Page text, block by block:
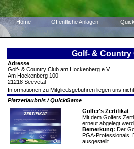
Home Öffentliche Anlagen
Golf- & Country
Adresse
Golf- & Country Club am Hockenberg e.V.
Am Hockenberg 100
21218 Seevetal
Informationen zu Mitgliedsgebühren liegen uns
Platzerlaubnis / QuickGame
Golfer's Zertifikat
Mit dem Golfers
erneut abgelegt
Bemerkung: Der
PGA-Professionals.
ausgestellt.